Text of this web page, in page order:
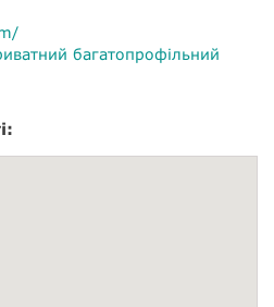
багатопрофільний